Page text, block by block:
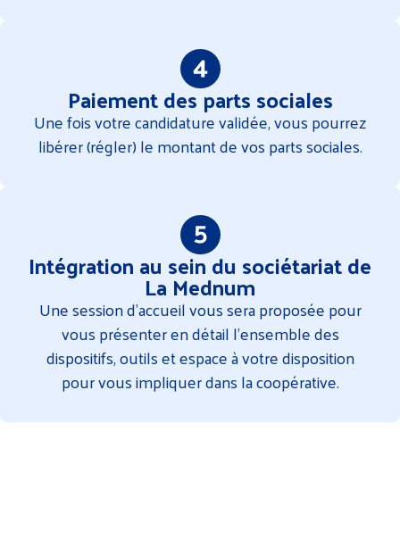
Paiement des parts sociales
Une fois votre candidature validée, vous pourrez
libérer (régler) le montant de vos parts sociales.
Intégration au sein du sociétariat de
La Mednum
Une session d’accueil vous sera proposée pour
vous présenter en détail l’ensemble des
dispositifs, outils et espace à votre disposition
pour vous impliquer dans la coopérative.